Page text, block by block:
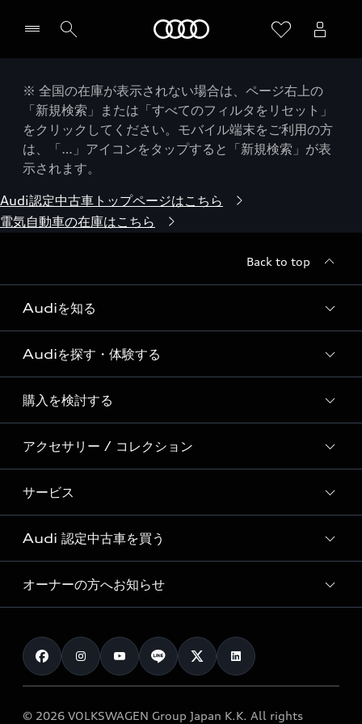
※ 全国の在庫が表示されない場合は、ページ右上の
「新規検索」または「すべてのフィルタをリセット」
をクリックしてください。モバイル端末をご利用の方
は、「…」アイコンをタップすると「新規検索」が表
示されます。
Audi認定中古車トップページはこちら
電気自動車の在庫はこちら
Back to top
Audiを知る
Audi ブランド
Story of Progress
Audi Sport
Formula 1®
デジタルサービス
Audiを探す・体験する
ディーラー検索
新車在庫検索
試乗車・展示車検索
見積り依頼
試乗予約
購入を検討する
モデル一覧
特別仕様モデル / 限定モデル
e-tronラインアップ
価格シミュレーション
車両比較
カタログ一覧
アクセサリー / コレクション
純正アクセサリー
オンラインショップ
Audi collection
アウディナビアプリ
サービス
サービス入庫予約
サービスプログラム
メンテナンス
車検 / 定期点検
e-tronアフターサポート
Audi 認定中古車を買う
Audi認定中古車
クオリティ
保証
メンテナンス
オーナーの方へお知らせ
お知らせ
オーナー様向けキャンペーン
© 2026 VOLKSWAGEN Group Japan K.K. All rights